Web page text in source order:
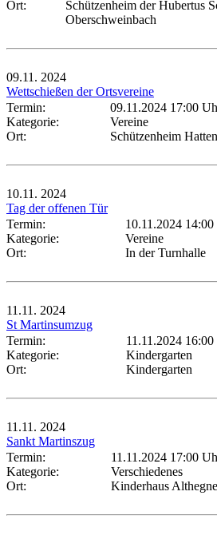
Ort:
Schützenheim der Hubertus
Oberschweinbach
09.11. 2024
Wettschießen der Ortsvereine
Termin:
09.11.2024 17:00
Kategorie:
Vereine
Ort:
Schützenheim
10.11. 2024
Tag der offenen Tür
Termin:
10.11.2024
Kategorie:
Vereine
Ort:
In der Turnhalle
11.11. 2024
St Martinsumzug
Termin:
11.11.2024
Kategorie:
Kindergarten
Ort:
Kindergarten
11.11. 2024
Sankt Martinszug
Termin:
11.11.2024 17:00
Kategorie:
Verschiedenes
Ort:
Kinderhaus